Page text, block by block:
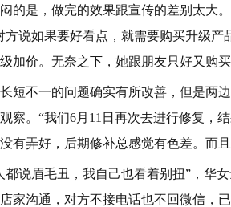
的是，做完的效果跟宣传的差别太大
方说如果要好看点，就需要购买升级
加价。无奈之下，她跟朋友只好又购
短不一的问题确实有所改善，但是两
察。“我们6月11日再次去进行修复，
有弄好，后期修补总感觉有色差。而
都说眉毛丑，我自己也看着别扭”，华
家沟通，对方不接电话也不回微信，已